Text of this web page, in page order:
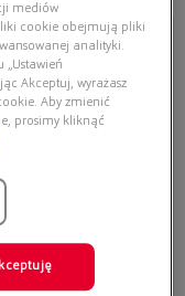
0SF2602 488
SFEROFLEX
opraw i soczewek
korekcyjnych
335,20 zł
mediów
cookie obejmują pliki
analityki.
Akceptuj, wyrażasz
Aby zmienić
prosimy kliknąć